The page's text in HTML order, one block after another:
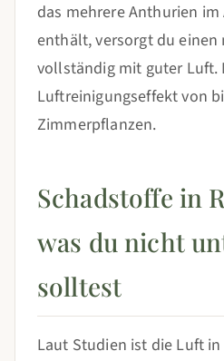
das mehrere Anthurien im
enthält, versorgt du
vollständig mit guter Luft.
Luftreinigungseffekt von
Zimmerpflanzen.
Schadstoffe in
was du nicht
solltest
Laut Studien ist die Luft